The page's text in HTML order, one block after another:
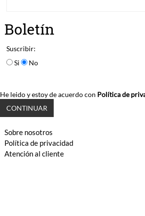
Boletín
Suscribir:
Si
No
He leido y estoy de acuerdo con Política de
Sobre nosotros
Política de privacidad
Atención al cliente